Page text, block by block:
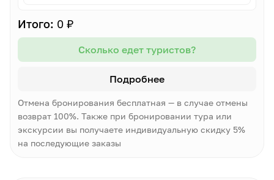
Итого: 0 ₽
Сколько едет туристов?
Подробнее
Отмена бронирования бесплатная — в случае отмены
возврат 100%. Также при бронировании тура или
экскурсии вы получаете индивидуальную скидку 5%
на последующие заказы